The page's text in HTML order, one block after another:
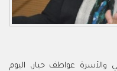
والأسرة عواطف حيار، اليوم